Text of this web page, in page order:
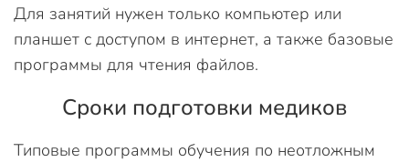
Для занятий нужен только компьютер или
планшет с доступом в интернет, а также базовые
программы для чтения файлов.
Сроки подготовки медиков
Типовые программы обучения по неотложным